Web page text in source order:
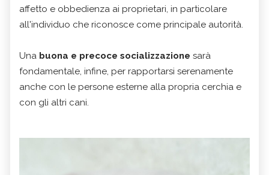
affetto e obbedienza ai proprietari, in particolare
all'individuo che riconosce come principale autorità.
Una buona e precoce socializzazione sarà
fondamentale, infine, per rapportarsi serenamente
anche con le persone esterne alla propria cerchia e
con gli altri cani.